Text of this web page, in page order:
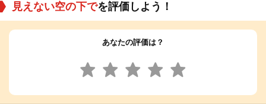
見えない空の下でを評価しよう！
あなたの評価は？